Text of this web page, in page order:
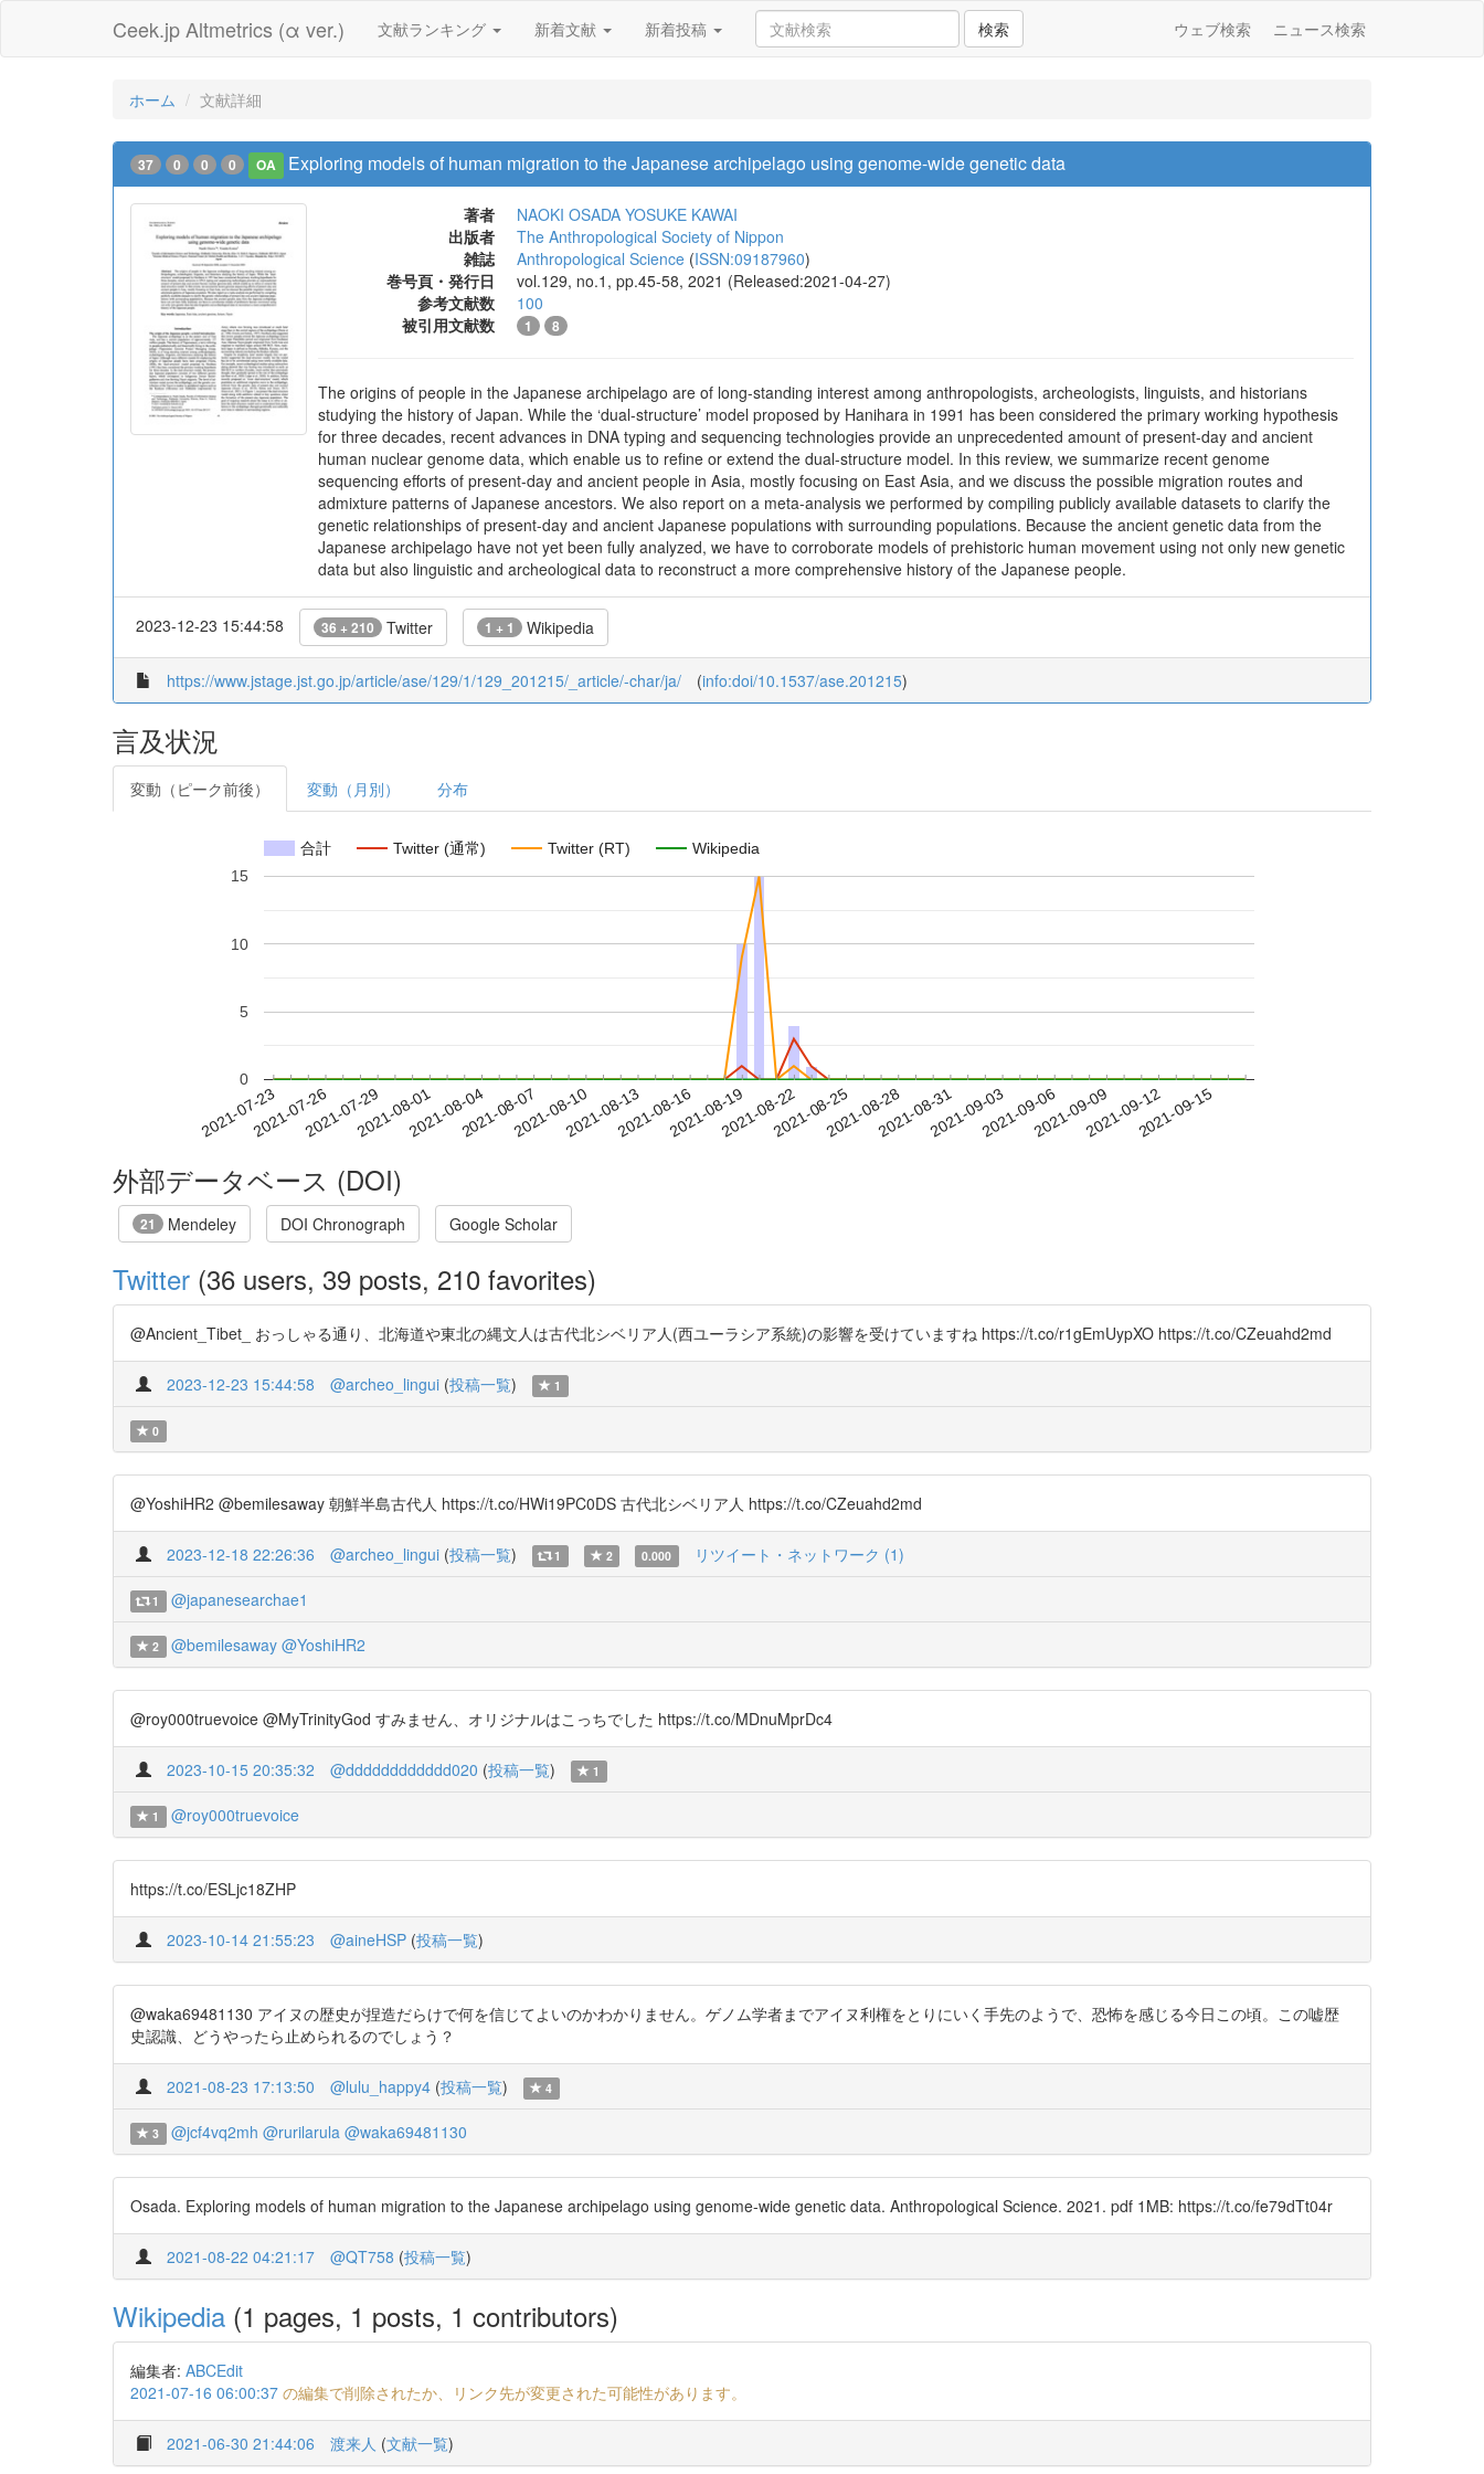
Ceek.jp Altmetrics (α ver.) 文献ランキング 新着文献 新着投稿 検索 ウェブ検索 ニュース検索
ホーム 文献詳細
37 0 0 0 OA Exploring models of human migration to the Japanese archipelago using genome-wide genetic data
著者 NAOKI OSADA YOSUKE KAWAI
出版者
The Anthropological Society of Nippon
雑誌
Anthropological Science (ISSN:09187960)
巻号頁・発行日
vol.129, no.1, pp.45-58, 2021 (Released:2021-04-27)
参考文献数
100
被引用文献数
1 8
The origins of people in the Japanese archipelago are of long-standing interest among anthropologists, archeologists, linguists, and historians
studying the history of Japan. While the ‘dual-structure’ model proposed by Hanihara in 1991 has been considered the primary working hypothesis
for three decades, recent advances in DNA typing and sequencing technologies provide an unprecedented amount of present-day and ancient
human nuclear genome data, which enable us to refine or extend the dual-structure model. In this review, we summarize recent genome
sequencing efforts of present-day and ancient people in Asia, mostly focusing on East Asia, and we discuss the possible migration routes and
admixture patterns of Japanese ancestors. We also report on a meta-analysis we performed by compiling publicly available datasets to clarify the
genetic relationships of present-day and ancient Japanese populations with surrounding populations. Because the ancient genetic data from the
Japanese archipelago have not yet been fully analyzed, we have to corroborate models of prehistoric human movement using not only new genetic
data but also linguistic and archeological data to reconstruct a more comprehensive history of the Japanese people.
2023-12-23 15:44:58 36 + 210 Twitter 1 + 1 Wikipedia
https://www.jstage.jst.go.jp/article/ase/129/1/129_201215/_article/-char/ja/ (info:doi/10.1537/ase.201215)
言及状況
変動（ピーク前後） 変動（月別） 分布
合計 Twitter (通常) Twitter (RT) Wikipedia
2021-07-232021-07-262021-07-292021-08-012021-08-042021-08-072021-08-102021-08-132021-08-162021-08-192021-08-222021-08-252021-08-282021-08-312021-09-032021-09-062021-09-092021-09-122021-09-15
0
5
10
15
外部データベース (DOI)
21 Mendeley DOI Chronograph Google Scholar
Twitter (36 users, 39 posts, 210 favorites)
@Ancient_Tibet_ おっしゃる通り、北海道や東北の縄文人は古代北シベリア人(西ユーラシア系統)の影響を受けていますね https://t.co/r1gEmUypXO https://t.co/CZeuahd2md
2023-12-23 15:44:58 @archeo_lingui (投稿一覧) 1
0
@YoshiHR2 @bemilesaway 朝鮮半島古代人 https://t.co/HWi19PC0DS 古代北シベリア人 https://t.co/CZeuahd2md
2023-12-18 22:26:36 @archeo_lingui (投稿一覧) 1 2 0.000 リツイート・ネットワーク (1)
1 @japanesearchae1
2 @bemilesaway @YoshiHR2
@roy000truevoice @MyTrinityGod すみません、オリジナルはこっちでした https://t.co/MDnuMprDc4
2023-10-15 20:35:32 @dddddddddddd020 (投稿一覧) 1
1 @roy000truevoice
https://t.co/ESLjc18ZHP
2023-10-14 21:55:23 @aineHSP (投稿一覧)
@waka69481130 アイヌの歴史が捏造だらけで何を信じてよいのかわかりません。ゲノム学者までアイヌ利権をとりにいく手先のようで、恐怖を感じる今日この頃。この嘘歴
史認識、どうやったら止められるのでしょう？
2021-08-23 17:13:50 @lulu_happy4 (投稿一覧) 4
3 @jcf4vq2mh @rurilarula @waka69481130
Osada. Exploring models of human migration to the Japanese archipelago using genome-wide genetic data. Anthropological Science. 2021. pdf 1MB: https://t.co/fe79dTt04r
2021-08-22 04:21:17 @QT758 (投稿一覧)
Wikipedia (1 pages, 1 posts, 1 contributors)
編集者: ABCEdit
2021-07-16 06:00:37 の編集で削除されたか、リンク先が変更された可能性があります。
2021-06-30 21:44:06 渡来人 (文献一覧)